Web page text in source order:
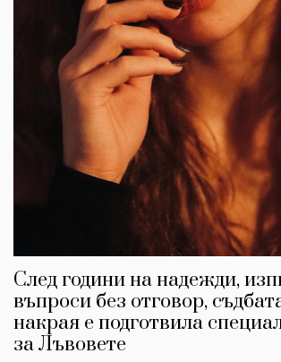
След години на надежди,
въпроси без отговор,
накрая е подготвила
за Лъвовете